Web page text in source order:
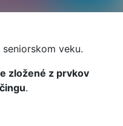
veku.
zložené z prvkov
.